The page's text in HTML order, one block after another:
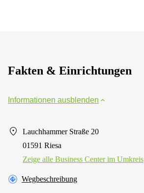
Fakten & Einrichtungen
Informationen ausblenden
Lauchhammer Straße 20
01591 Riesa
Zeige alle Business Center im Umkreis
Wegbeschreibung